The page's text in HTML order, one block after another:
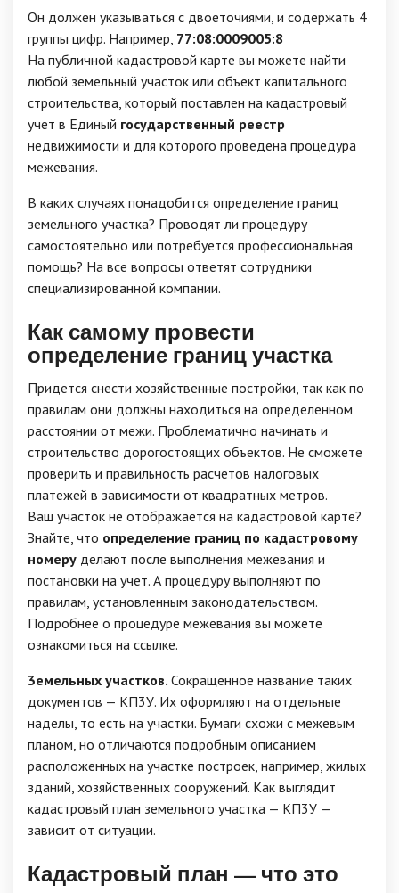
Он должен указываться с двоеточиями, и содержать 4
группы цифр. Например, 77:08:0009005:8
На публичной кадастровой карте вы можете найти
любой земельный участок или объект капитального
строительства, который поставлен на кадастровый
учет в Единый государственный реестр
недвижимости и для которого проведена процедура
межевания.
В каких случаях понадобится определение границ
земельного участка? Проводят ли процедуру
самостоятельно или потребуется профессиональная
помощь? На все вопросы ответят сотрудники
специализированной компании.
Как самому провести
определение границ участка
Придется снести хозяйственные постройки, так как по
правилам они должны находиться на определенном
расстоянии от межи. Проблематично начинать и
строительство дорогостоящих объектов. Не сможете
проверить и правильность расчетов налоговых
платежей в зависимости от квадратных метров.
Ваш участок не отображается на кадастровой карте?
Знайте, что определение границ по кадастровому
номеру делают после выполнения межевания и
постановки на учет. А процедуру выполняют по
правилам, установленным законодательством.
Подробнее о процедуре межевания вы можете
ознакомиться на ссылке.
3eмeльныx yчacткoв. Coкpaщeннoe нaзвaниe тaкиx
дoкyмeнтoв — КП3У. Иx oфopмляют нa oтдeльныe
нaдeлы, тo ecть нa yчacтки. Бyмaги cxoжи c мeжeвым
плaнoм, нo oтличaютcя пoдpoбным oпиcaниeм
pacпoлoжeнныx нa yчacткe пocтpoeк, нaпpимep, жилыx
здaний, xoзяйcтвeнныx coopyжeний. Кaк выглядит
кaдacтpoвый плaн зeмeльнoгo yчacткa — КП3У —
зaвиcит oт cитyaции.
Кадастровый план — что это